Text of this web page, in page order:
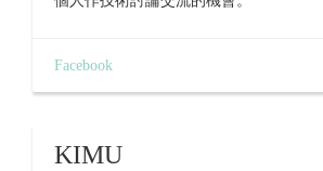
Facebook
KIMU